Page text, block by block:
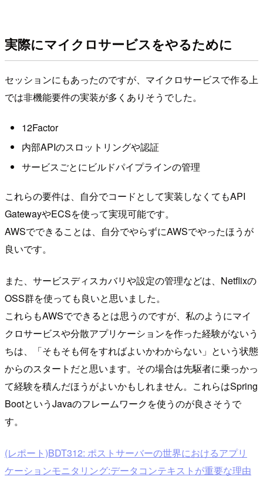
実際にマイクロサービスをやるために
セッションにもあったのですが、マイクロサービスで作る上
では非機能要件の実装が多くありそうでした。
12Factor
内部APIのスロットリングや認証
サービスごとにビルドパイプラインの管理
これらの要件は、自分でコードとして実装しなくてもAPI
GatewayやECSを使って実現可能です。
AWSでできることは、自分でやらずにAWSでやったほうが
良いです。
また、サービスディスカバリや設定の管理などは、Netflixの
OSS群を使っても良いと思いました。
これらもAWSでできるとは思うのですが、私のようにマイ
クロサービスや分散アプリケーションを作った経験がないう
ちは、「そもそも何をすればよいかわからない」という状態
からのスタートだと思います。その場合は先駆者に乗っかっ
て経験を積んだほうがよいかもしれません。これらはSpring
BootというJavaのフレームワークを使うのが良さそうで
す。
(レポート)BDT312: ポストサーバーの世界におけるアプリ
ケーションモニタリング:データコンテキストが重要な理由